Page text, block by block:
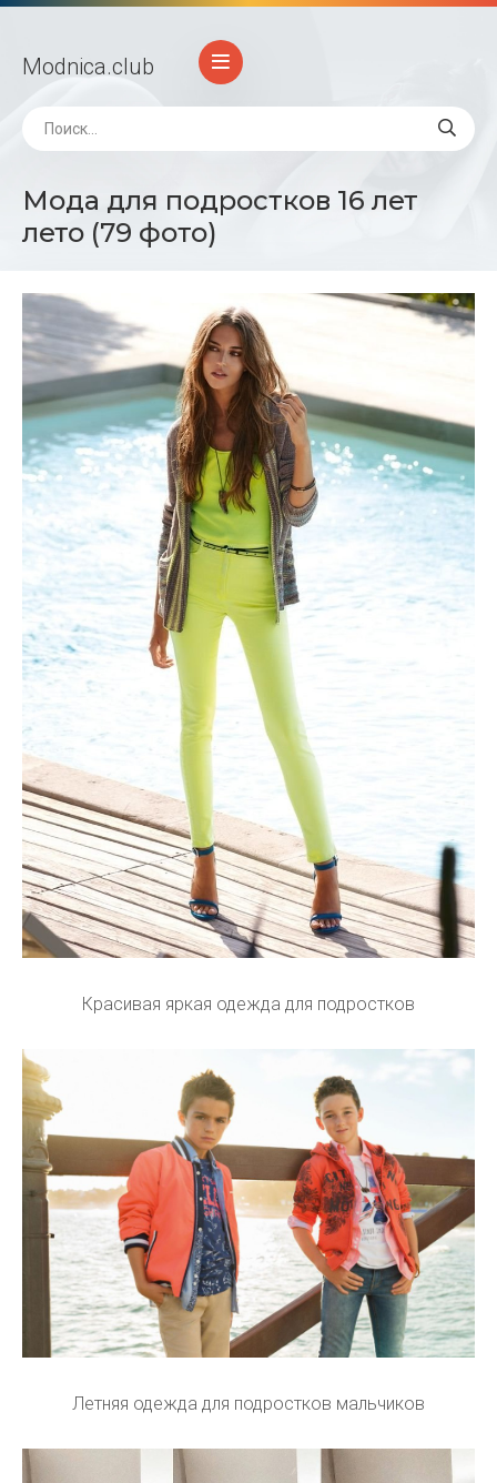
Modnica.club
Мода для подростков 16 лет
лето (79 фото)
Красивая яркая одежда для подростков
Летняя одежда для подростков мальчиков